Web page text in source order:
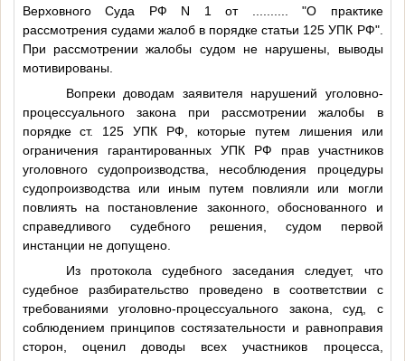
Верховного Суда РФ N 1 от
"О практике
рассмотрения судами жалоб в порядке статьи 125 УПК РФ".
При рассмотрении жалобы судом не нарушены, выводы
мотивированы.
Вопреки доводам заявителя нарушений уголовно-
процессуального закона при рассмотрении жалобы в
порядке ст. 125 УПК РФ, которые путем лишения или
ограничения гарантированных УПК РФ прав участников
уголовного судопроизводства, несоблюдения процедуры
судопроизводства или иным путем повлияли или могли
повлиять на постановление законного, обоснованного и
справедливого судебного решения, судом первой
инстанции не допущено.
Из протокола судебного заседания следует, что
судебное разбирательство проведено в соответствии с
требованиями уголовно-процессуального закона, суд, с
соблюдением принципов состязательности и равноправия
сторон, оценил доводы всех участников процесса,